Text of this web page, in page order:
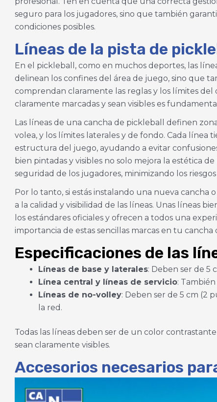
seguro para los jugadores, sino que también
condiciones posibles.
Líneas de la pista de
En el pickleball, como en muchos deportes, las
delinean los confines del área de juego, sino que
comprendan claramente las reglas y los límites
claramente marcadas y sean visibles es
Las líneas de una cancha de pickleball definen
volea, y los límites laterales y de fondo. Cada
estructura del juego, ayudando a evitar
bien pintadas y visibles no solo mejora la estética
seguridad de los jugadores, minimizando los
Por lo tanto, si estás instalando una nueva cancha
a la calidad y visibilidad de las líneas. Unas líneas
los estándares oficiales y ofrecen a todos una
importancia de estas sencillas marcas en tu cancha
Especificaciones de las
Líneas de base y laterales: Deben ser de 5
Línea central y líneas de servicio:
Líneas de no-volley: Deben ser de 5 cm (2
la red.
Todas las líneas deben ser de un color
sean claramente visibles.
Accesorios necesarios